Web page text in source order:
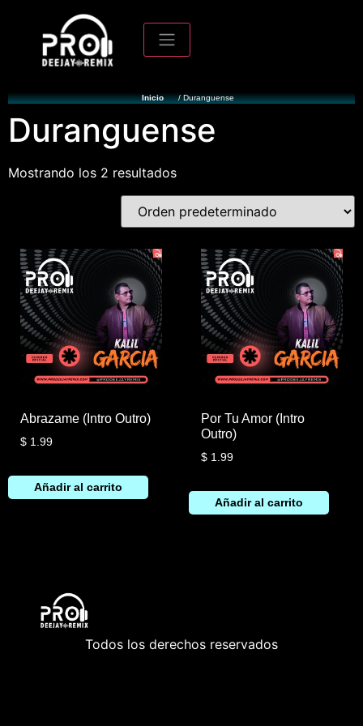
Inicio / Duranguense
Duranguense
Mostrando los 2 resultados
Abrazame (Intro Outro)
$ 1.99
Añadir al carrito
Por Tu Amor (Intro
Outro)
$1.99
Añadir al carrito
Todos los derechos reservados